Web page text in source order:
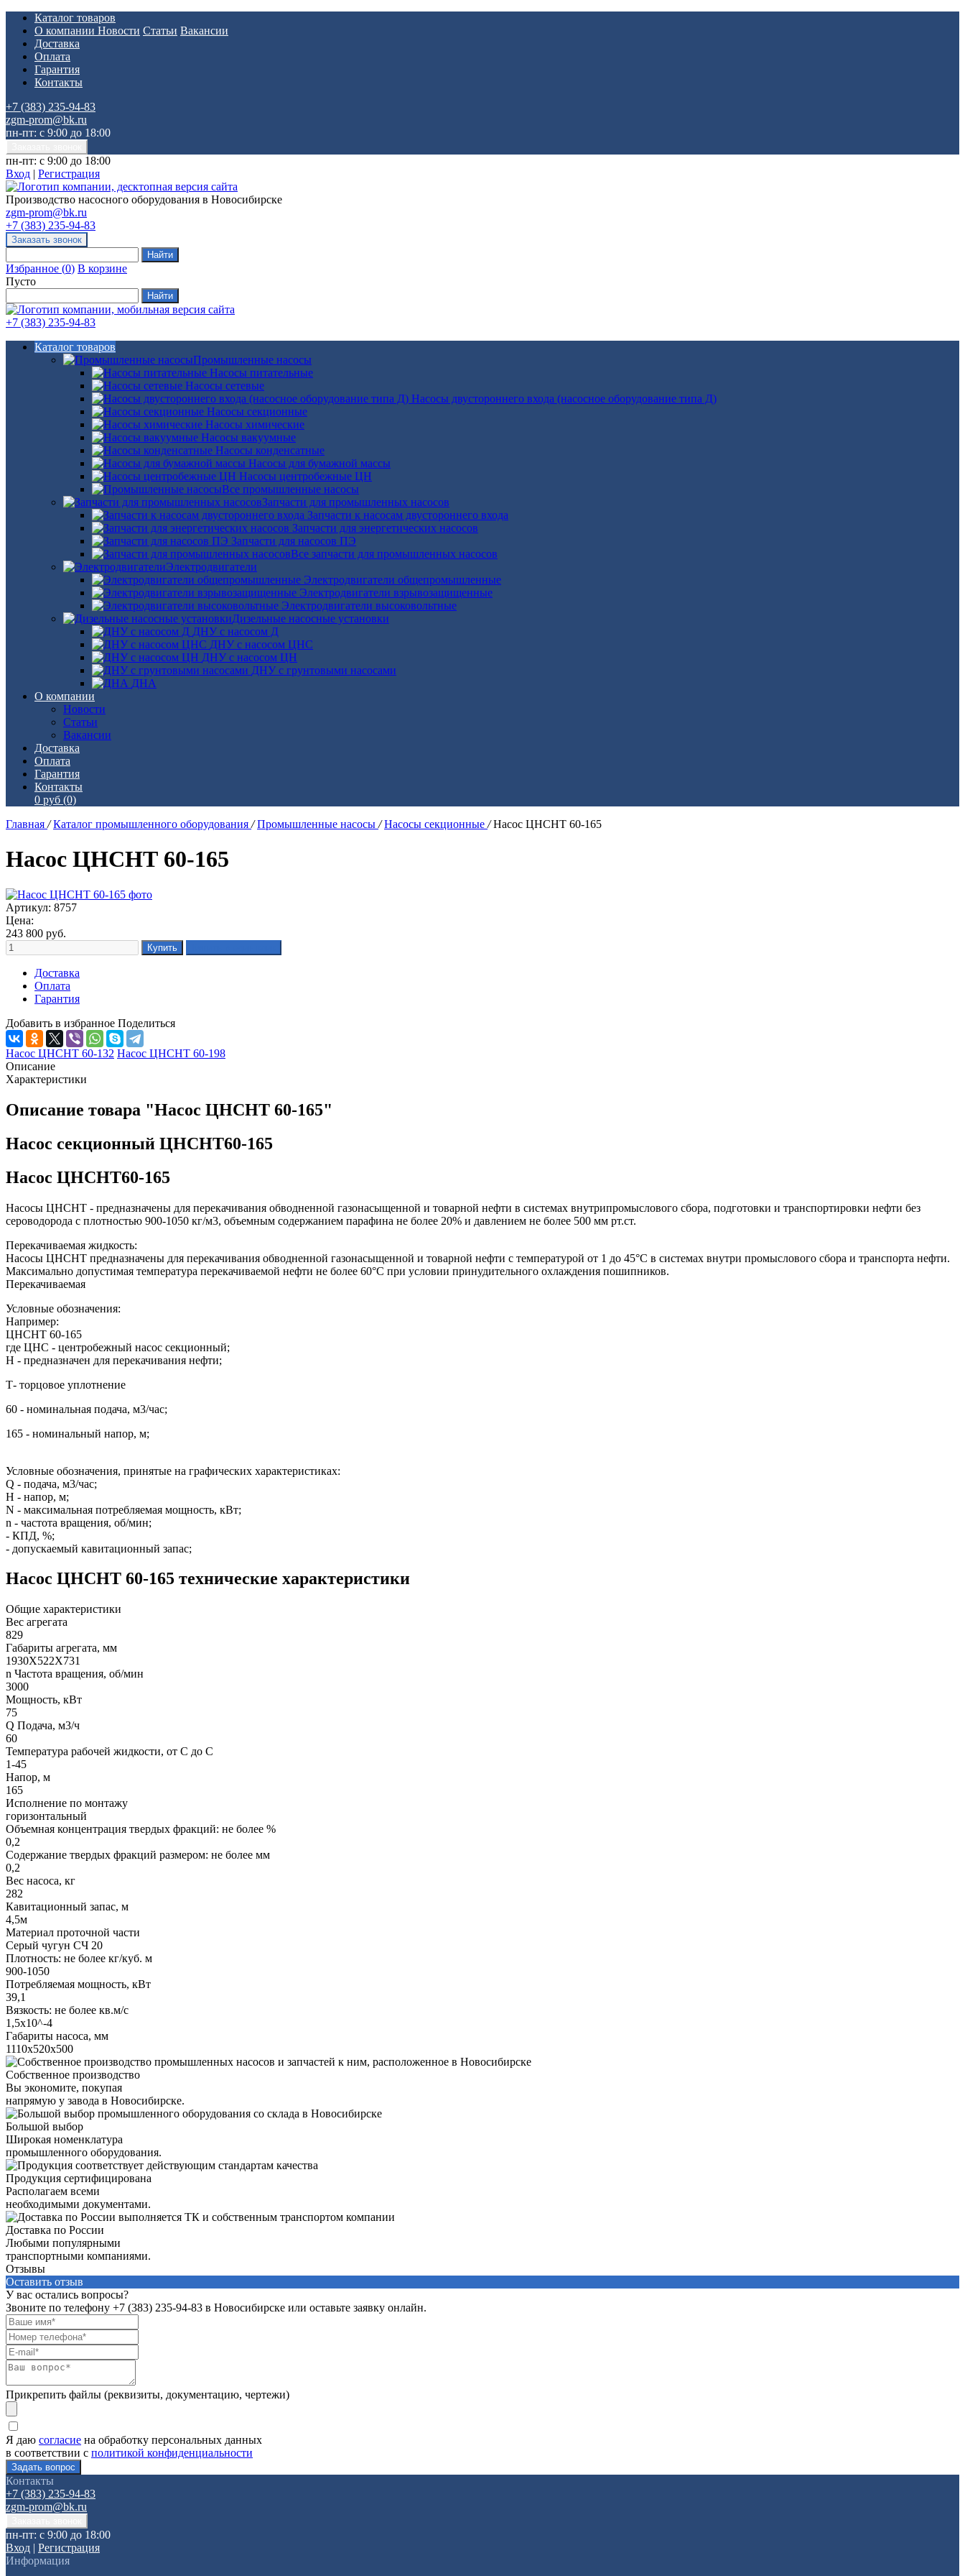
Каталог товаров
О компании Новости Статьи Вакансии
Доставка
Оплата
Гарантия
Контакты
+7 (383) 235-94-83
zgm-prom@bk.ru
пн-пт: с 9:00 до 18:00
пн-пт: с 9:00 до 18:00
Вход | Регистрация
Производство насосного оборудования в Новосибирске
zgm-prom@bk.ru
+7 (383) 235-94-83
Избранное (0) В корзине
Пусто
+7 (383) 235-94-83
Каталог товаров
Промышленные насосы
Насосы питательные
Насосы сетевые
Насосы двустороннего входа (насосное оборудование типа Д)
Насосы секционные
Насосы химические
Насосы вакуумные
Насосы конденсатные
Насосы для бумажной массы
Насосы центробежные ЦН
Все промышленные насосы
Запчасти для промышленных насосов
Запчасти к насосам двустороннего входа
Запчасти для энергетических насосов
Запчасти для насосов ПЭ
Все запчасти для промышленных насосов
Электродвигатели
Электродвигатели общепромышленные
Электродвигатели взрывозащищенные
Электродвигатели высоковольтные
Дизельные насосные установки
ДНУ с насосом Д
ДНУ с насосом ЦНС
ДНУ с насосом ЦН
ДНУ с грунтовыми насосами
ДНА
О компании
Новости
Статьи
Вакансии
Доставка
Оплата
Гарантия
Контакты
0 руб (0)
Главная / Каталог промышленного оборудования / Промышленные насосы / Насосы секционные / Насос ЦНСНТ 60-165
Насос ЦНСНТ 60-165
Артикул: 8757
Цена:
243 800 руб.
Доставка
Оплата
Гарантия
Добавить в избранное Поделиться
Насос ЦНСНТ 60-132 Насос ЦНСНТ 60-198
Описание
Характеристики
Описание товара "Насос ЦНСНТ 60-165"
Насос секционный ЦНСНТ60-165
Насос ЦНСНТ60-165
Насосы ЦНСНТ - предназначены для перекачивания обводненной газонасыщенной и товарной нефти в системах внутрипромыслового сбора, подготовки и транспортировки нефти без
сероводорода с плотностью 900-1050 кг/м3, объемным содержанием парафина не более 20% и давлением не более 500 мм рт.ст.
Перекачиваемая жидкость:
Насосы ЦНСНТ предназначены для перекачивания обводненной газонасыщенной и товарной нефти с температурой от 1 до 45°С в системах внутри промыслового сбора и транспорта нефти.
Максимально допустимая температура перекачиваемой нефти не более 60°С при условии принудительного охлаждения пошипников.
Перекачиваемая
Условные обозначения:
Например:
ЦНСНТ 60-165
где ЦНС - центробежный насос секционный;
Н - предназначен для перекачивания нефти;
Т- торцовое уплотнение
60 - номинальная подача, м3/час;
165 - номинальный напор, м;
Условные обозначения, принятые на графических характеристиках:
Q - подача, м3/час;
H - напор, м;
N - максимальная потребляемая мощность, кВт;
n - частота вращения, об/мин;
- КПД, %;
- допускаемый кавитационный запас;
Насос ЦНСНТ 60-165 технические характеристики
Общие характеристики
Вес агрегата
829
Габариты агрегата, мм
1930Х522Х731
n Частота вращения, об/мин
3000
Мощность, кВт
75
Q Подача, м3/ч
60
Температура рабочей жидкости, от С до С
1-45
Напор, м
165
Исполнение по монтажу
горизонтальный
Объемная концентрация твердых фракций: не более %
0,2
Содержание твердых фракций размером: не более мм
0,2
Вес насоса, кг
282
Кавитационный запас, м
4,5м
Материал проточной части
Серый чугун СЧ 20
Плотность: не более кг/куб. м
900-1050
Потребляемая мощность, кВт
39,1
Вязкость: не более кв.м/с
1,5х10^-4
Габариты насоса, мм
1110х520х500
Собственное производство
Вы экономите, покупая
напрямую у завода в Новосибирске.
Большой выбор
Широкая номенклатура
промышленного оборудования.
Продукция сертифицирована
Располагаем всеми
необходимыми документами.
Доставка по России
Любыми популярными
транспортными компаниями.
Отзывы
Оставить отзыв
У вас остались вопросы?
Звоните по телефону +7 (383) 235-94-83 в Новосибирске или оставьте заявку онлайн.
Прикрепить файлы (реквизиты, документацию, чертежи)
Я даю согласие на обработку персональных данных
в соответствии с политикой конфиденциальности
Контакты
+7 (383) 235-94-83
zgm-prom@bk.ru
пн-пт: с 9:00 до 18:00
Вход | Регистрация
Информация